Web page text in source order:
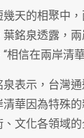
幾天的相聚中
葉銘泉透露，
“相信在兩岸清
泉表示，台灣
清華因為特殊
、文化各領域的